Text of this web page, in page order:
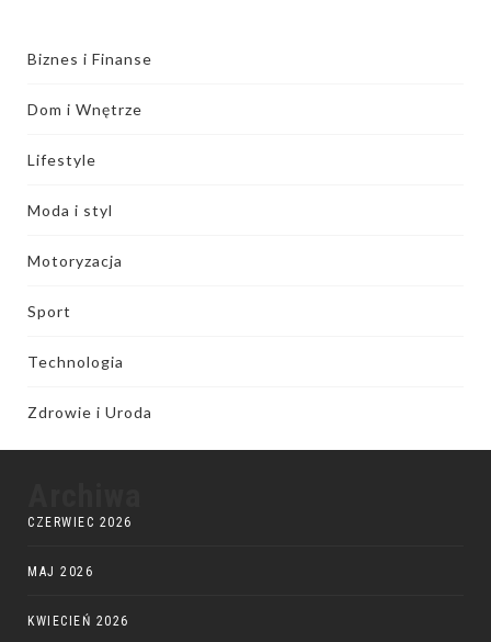
Biznes i Finanse
Dom i Wnętrze
Lifestyle
Moda i styl
Motoryzacja
Sport
Technologia
Zdrowie i Uroda
CZERWIEC 2026
MAJ 2026
KWIECIEŃ 2026